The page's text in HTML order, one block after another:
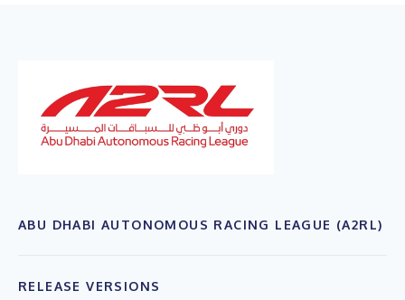
ABU DHABI AUTONOMOUS RACING LEAGUE (A2RL)
RELEASE VERSIONS